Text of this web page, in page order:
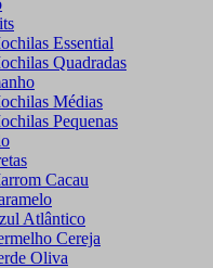
Essential
Quadradas
Médias
Pequenas
Cacau
Atlântico
Cereja
Oliva